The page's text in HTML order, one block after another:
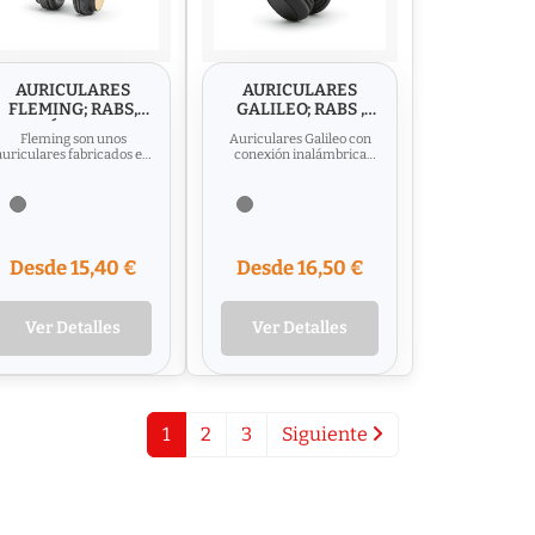
AURICULARES
FLEMING; RABS,
BAMBÚ. 400 MAH.
AUTONOMÍA:
Fleming son unos
fabricados en
Desde 15,40 €
Ver Detalles
AURICULARES
GALILEO; RABS ,
200 MAH.
DURACIÓN
Auriculares Galileo con
conexión inalámbrica
Desde 16,50 €
Ver Detalles
1 2 3 Siguiente